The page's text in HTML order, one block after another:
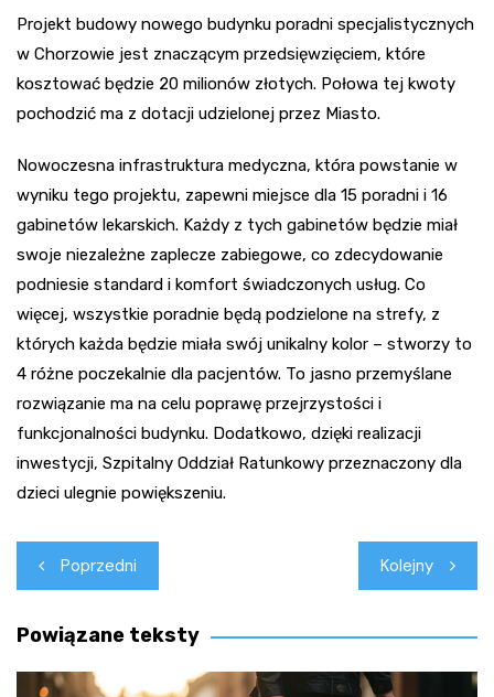
Projekt budowy nowego budynku poradni specjalistycznych
w Chorzowie jest znaczącym przedsięwzięciem, które
kosztować będzie 20 milionów złotych. Połowa tej kwoty
pochodzić ma z dotacji udzielonej przez Miasto.
Nowoczesna infrastruktura medyczna, która powstanie w
wyniku tego projektu, zapewni miejsce dla 15 poradni i 16
gabinetów lekarskich. Każdy z tych gabinetów będzie miał
swoje niezależne zaplecze zabiegowe, co zdecydowanie
podniesie standard i komfort świadczonych usług. Co
więcej, wszystkie poradnie będą podzielone na strefy, z
których każda będzie miała swój unikalny kolor – stworzy to
4 różne poczekalnie dla pacjentów. To jasno przemyślane
rozwiązanie ma na celu poprawę przejrzystości i
funkcjonalności budynku. Dodatkowo, dzięki realizacji
inwestycji, Szpitalny Oddział Ratunkowy przeznaczony dla
dzieci ulegnie powiększeniu.
Nawigacja
wpisu
Poprzedni Kolejny
Powiązane teksty